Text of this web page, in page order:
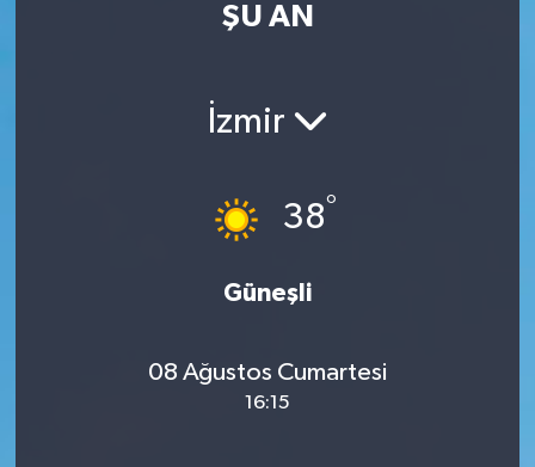
ŞU AN
İzmir
38°
Güneşli
08 Ağustos Cumartesi
16:15